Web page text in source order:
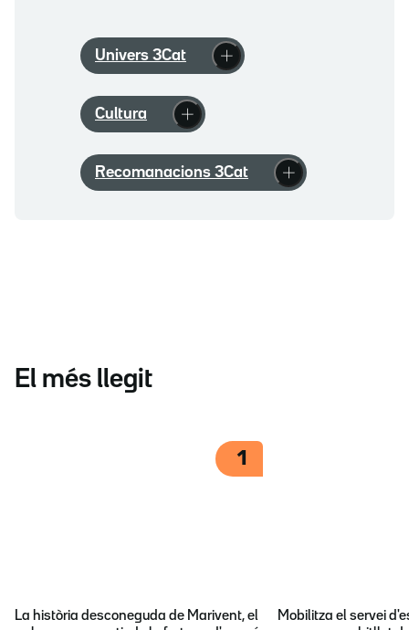
Univers 3Cat
Cultura
Recomanacions 3Cat
El més llegit
1
La història desconeguda de Marivent, el
Mobilitza el servei